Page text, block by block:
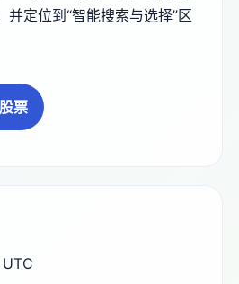
并定位到“智能搜索与选择”区
票